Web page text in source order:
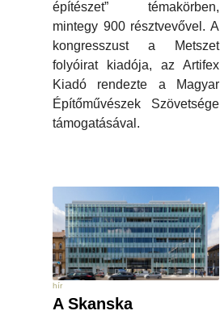
építészet” témakörben,
mintegy 900 résztvevővel. A
kongresszust a Metszet
folyóirat kiadója, az Artifex
Kiadó rendezte a Magyar
Építőművészek Szövetsége
támogatásával.
hír
A Skanska